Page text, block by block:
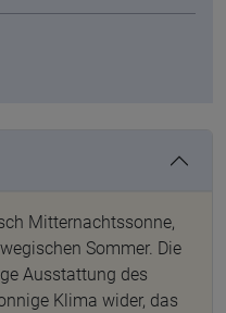
Mitternachtssonne,
Sommer. Die
Ausstattung des
Klima wider, das